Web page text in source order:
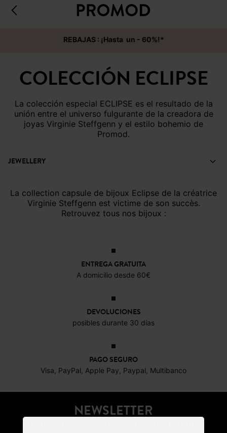
REBAJAS : ¡Hasta un - 60%!*
COLECCIÓN ECLIPSE
La colección especial ECLIPSE es el resultado de la
unión entre el universo fulgurante de la creadora de
joyas Virginie Steffgenn y el estilo bohemio de
Promod.
JEWELLERY
La collection capsule de bijoux Eclipse de la créatrice
Virginie Steffgenn est victime de son succès.
Retrouvez tous nos bijoux :
ENTREGA GRATUITA
A domicilio desde 60€
DEVOLUCIONES
posibles durante 30 días
PAGO SEGURO
Visa, PayPal, Apple Pay, Paypal, Multibanco
NEWSLETTER